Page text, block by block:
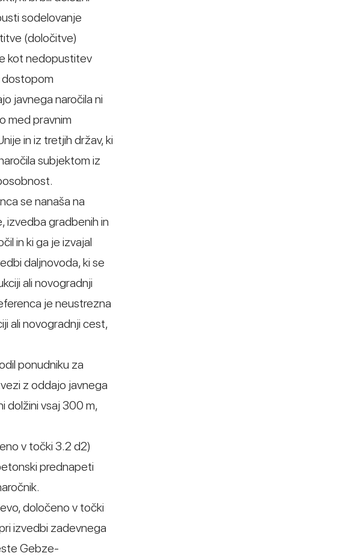
sodelovanje
(določitve)
kot nedopustitev
dostopom
javnega naročila ni
med pravnim
in iz tretjih držav, ki
subjektom iz
se nanaša na
izvedba gradbenih in
in ki ga je izvajal
daljnovoda, ki se
ali novogradnji
je neustrezna
ali novogradnji cest,
ponudniku za
z oddajo javnega
dolžini vsaj 300 m,
v točki 3.2 d2)
prednapeti
določeno v točki
izvedbi zadevnega
Gebze-